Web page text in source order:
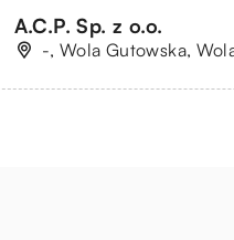
A.C.P. Sp. z o.o.
-, Wola Gutowska,